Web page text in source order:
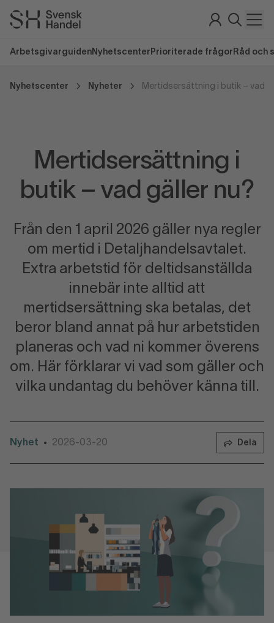
Arbetsgivarguiden Nyhetscenter Prioriterade frågor Råd och
Nyhetscenter Nyheter Mertidsersättning i butik – vad
Mertidsersättning i
butik – vad gäller nu?
Från den 1 april 2026 gäller nya regler
om mertid i Detaljhandelsavtalet.
Extra arbetstid för deltidsanställda
innebär inte alltid att
mertidsersättning ska betalas, det
beror bland annat på hur arbetstiden
planeras och vad ni kommer överens
om. Här förklarar vi vad som gäller och
vilka undantag du behöver känna till.
Nyhet • 2026-03-20 Dela